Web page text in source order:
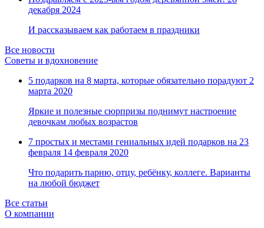
Замки прочие
Пленки солнцезащитные для окон
Все товары раздела«Хозтовары»
декабря 2024
И рассказываем как работаем в праздники
Все новости
Советы и вдохновение
5 подарков на 8 марта, которые обязательно порадуют 2
марта 2020
Яркие и полезные сюрпризы поднимут настроение
девочкам любых возрастов
7 простых и местами гениальных идей подарков на 23
февраля 14 февраля 2020
Что подарить парню, отцу, ребёнку, коллеге. Варианты
на любой бюджет
Все статьи
О компании